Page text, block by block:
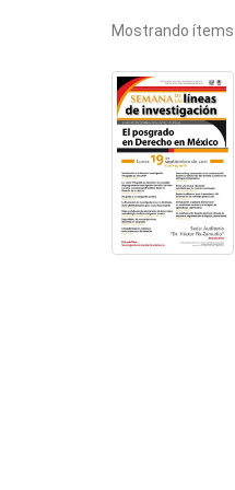
Mostrando ítems